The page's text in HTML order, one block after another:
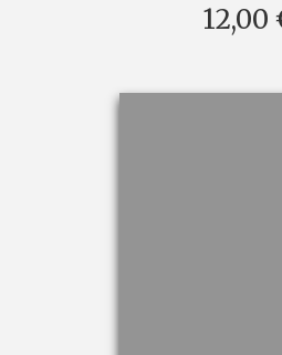
12,00